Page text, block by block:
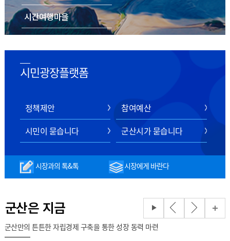
시간여행마을
스마트 관광 전자지도
시민광장플랫폼
정책제안
참여예산
시민이 묻습니다
군산시가 묻습니다
시장과의 톡&톡 시장에게 바란다
군산은 지금
군산만의 튼튼한 자립경제 구축을 통한 성장 동력 마련